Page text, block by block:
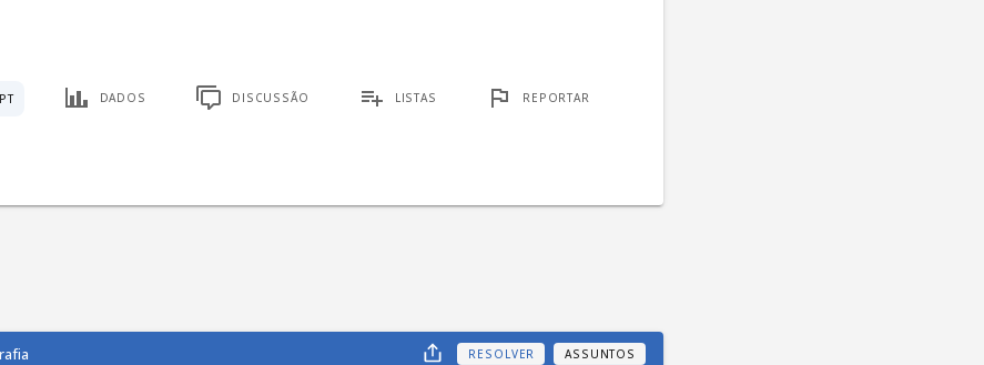
DADOS DISCUSSÃO LISTAS REPORTAR
RESOLVER ASSUNTOS